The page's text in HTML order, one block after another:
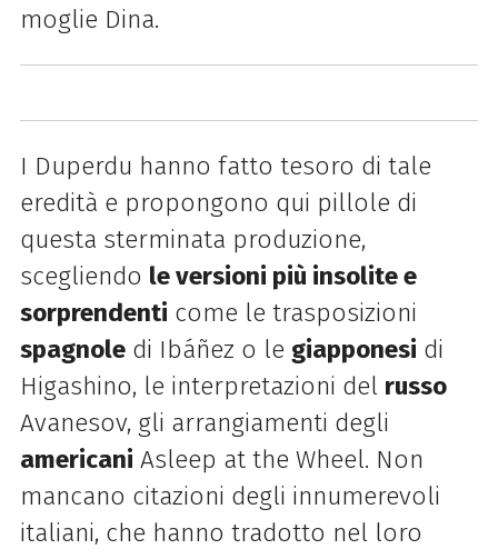
moglie Dina.
I Duperdu hanno fatto tesoro di tale
eredità e propongono qui pillole di
questa sterminata produzione,
scegliendo le versioni più insolite e
sorprendenti come le trasposizioni
spagnoledi Ibáñez o le giapponesi di
Higashino, le interpretazioni del russo
Avanesov, gli arrangiamenti degli
americani Asleep at the Wheel. Non
mancano citazioni degli innumerevoli
italiani, che hanno tradotto nel loro